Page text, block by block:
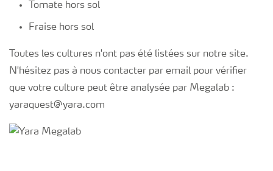
Tomate hors sol
Fraise hors sol
Toutes les cultures n'ont pas été listées sur notre site.
N'hésitez pas à nous contacter par email pour vérifier
que votre culture peut être analysée par Megalab :
yaraquest@yara.com